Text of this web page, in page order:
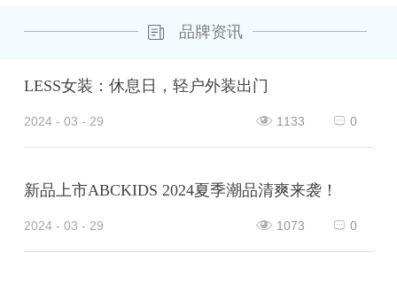
品牌资讯
LESS女装：休息日，轻户外装出门
2024 - 03 - 29 0
1133
新品上市ABCKIDS 2024夏季潮品清爽来袭！
2024 - 03 - 29 0
1073